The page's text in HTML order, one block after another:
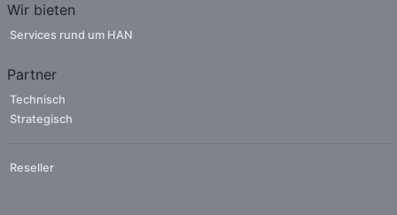
Wir bieten
Services rund um HAN
Partner
Technisch
Strategisch
Reseller